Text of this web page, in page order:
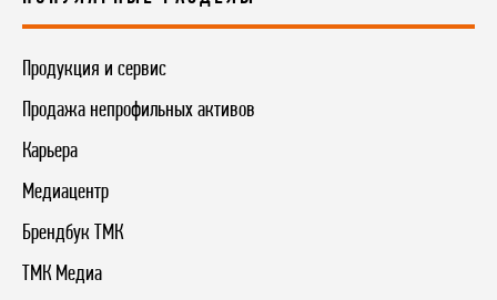
Продукция и сервис
Продажа непрофильных активов
Карьера
Медиацентр
Брендбук ТМК
ТМК Медиа